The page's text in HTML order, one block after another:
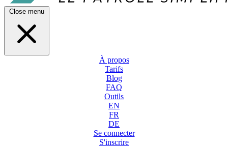
Close menu
À propos
Tarifs
Blog
FAQ
Outils
EN
FR
DE
Se connecter
S'inscrire